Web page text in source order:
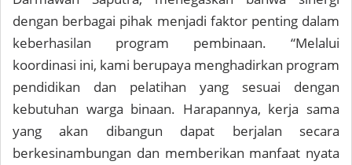
dengan berbagai pihak menjadi faktor penting dalam
keberhasilan program pembinaan. “Melalui
koordinasi ini, kami berupaya menghadirkan program
pendidikan dan pelatihan yang sesuai dengan
kebutuhan warga binaan. Harapannya, kerja sama
yang akan dibangun dapat berjalan secara
berkesinambungan dan memberikan manfaat nyata